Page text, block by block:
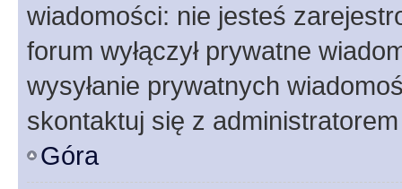
wiadomości: nie jesteś
forum wyłączył prywatne
wysyłanie prywatnych
skontaktuj się z
Góra